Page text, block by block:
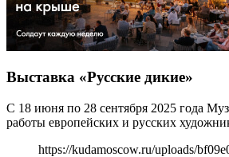
Выставка «Русские дикие»
С 18 июня по 28 сентября 2025 года
работы европейских и русских
https://kudamoscow.ru/uploads/